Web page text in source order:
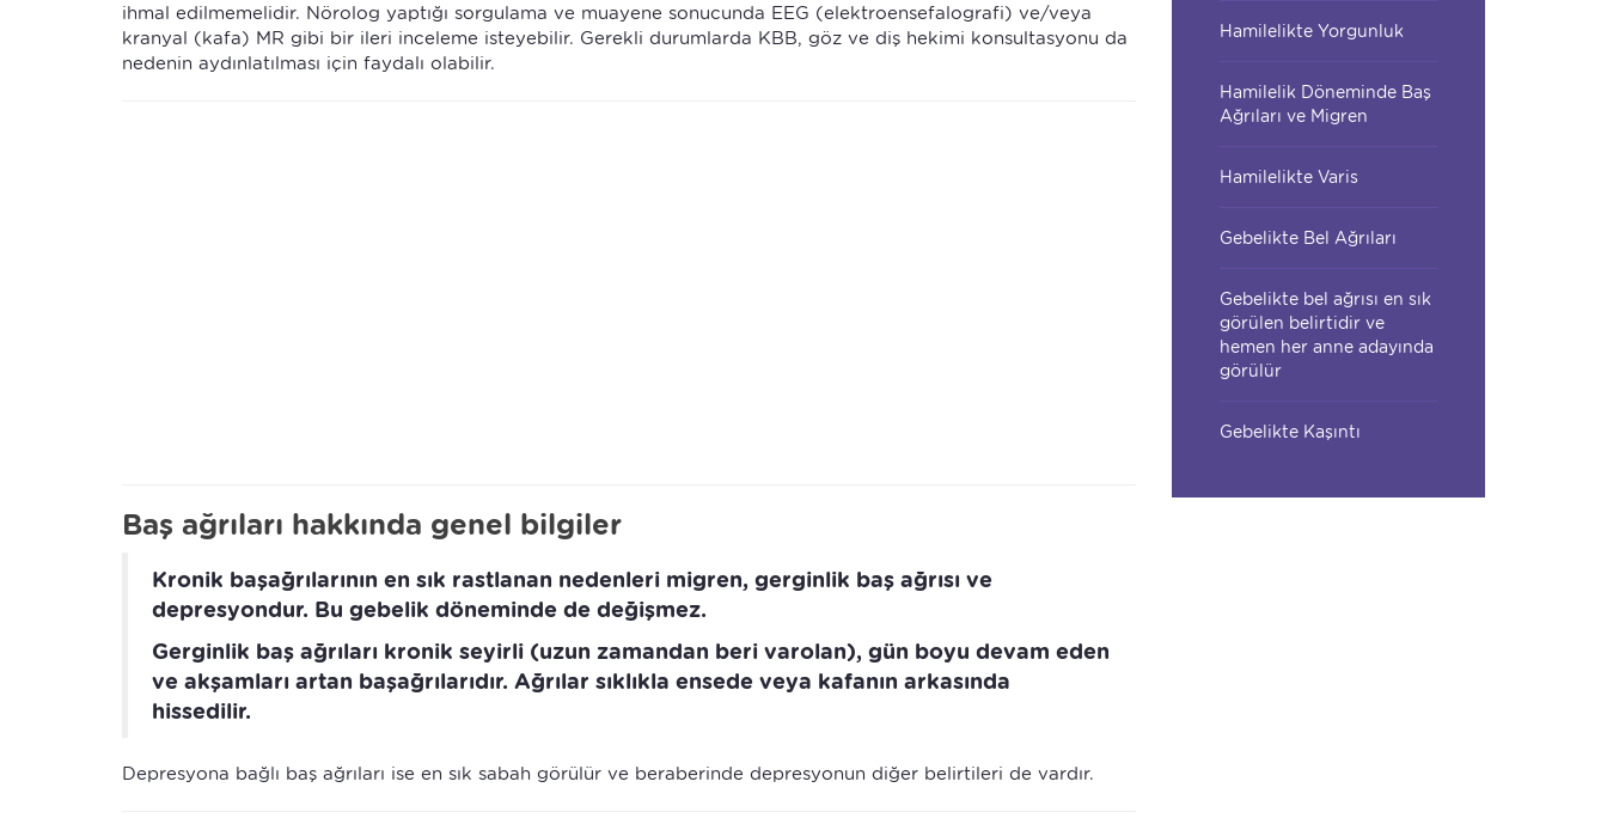
ihmal edilmemelidir. Nörolog yaptığı sorgulama ve muayene sonucunda EEG (elektroensefalografi) ve/veya
kranyal (kafa) MR gibi bir ileri inceleme isteyebilir. Gerekli durumlarda KBB, göz ve diş hekimi konsultasyonu da
nedenin aydınlatılması için faydalı olabilir.
Baş ağrıları hakkında genel bilgiler
Kronik başağrılarının en sık rastlanan nedenleri migren, gerginlik baş ağrısı ve
depresyondur. Bu gebelik döneminde de değişmez.
Gerginlik baş ağrıları kronik seyirli (uzun zamandan beri varolan), gün boyu devam eden
ve akşamları artan başağrılarıdır. Ağrılar sıklıkla ensede veya kafanın arkasında
hissedilir.
Depresyona bağlı baş ağrıları ise en sık sabah görülür ve beraberinde depresyonun diğer belirtileri de vardır.
Hamilelikte Yorgunluk
Hamilelik Döneminde Baş
Ağrıları ve Migren
Hamilelikte Varis
Gebelikte Bel Ağrıları
Gebelikte bel ağrısı en sık
görülen belirtidir ve
hemen her anne adayında
görülür
Gebelikte Kaşıntı